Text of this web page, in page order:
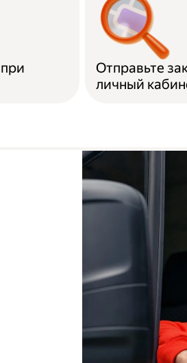
Отправьте
личный